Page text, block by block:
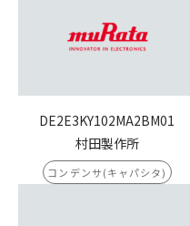
DE2E3KY102MA2BM01
村田製作所
コンデンサ(キャパシタ)